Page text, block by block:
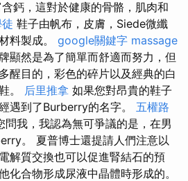
鈣，這對於健康的骨骼，肌肉和
鞋子由帆布，皮膚，Siede微纖
料製成。 google關鍵字 massage
顯然是為了簡單而舒適而努力，但
醒目的，彩色的碎片以及經典的白
。 后里推拿 如果您對昂貴的鞋子
遇到了Burberry的名字。 五權路
問我，我認為無可爭議的是，在男
。 夏普博士還提請人們注意以
解質交換也可以促進腎結石的預
化合物形成尿液中晶體時形成的。